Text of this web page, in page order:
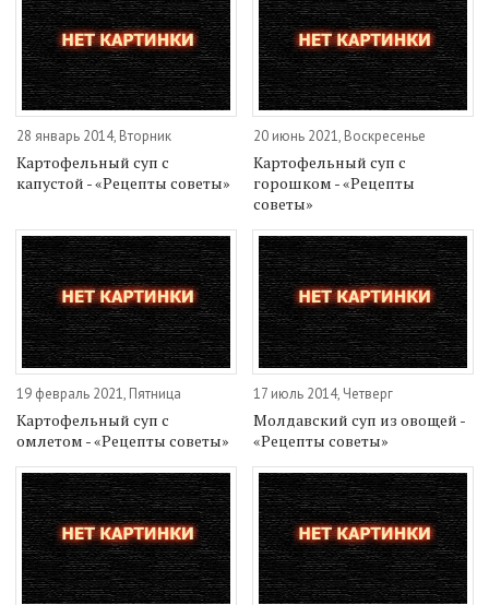
28 январь 2014, Вторник
Картофельный суп с
капустой - «Рецепты советы»
20 июнь 2021, Воскресенье
Картофельный суп с
горошком - «Рецепты
советы»
19 февраль 2021, Пятница
Картофельный суп с
омлетом - «Рецепты советы»
17 июль 2014, Четверг
Молдавский суп из овощей -
«Рецепты советы»